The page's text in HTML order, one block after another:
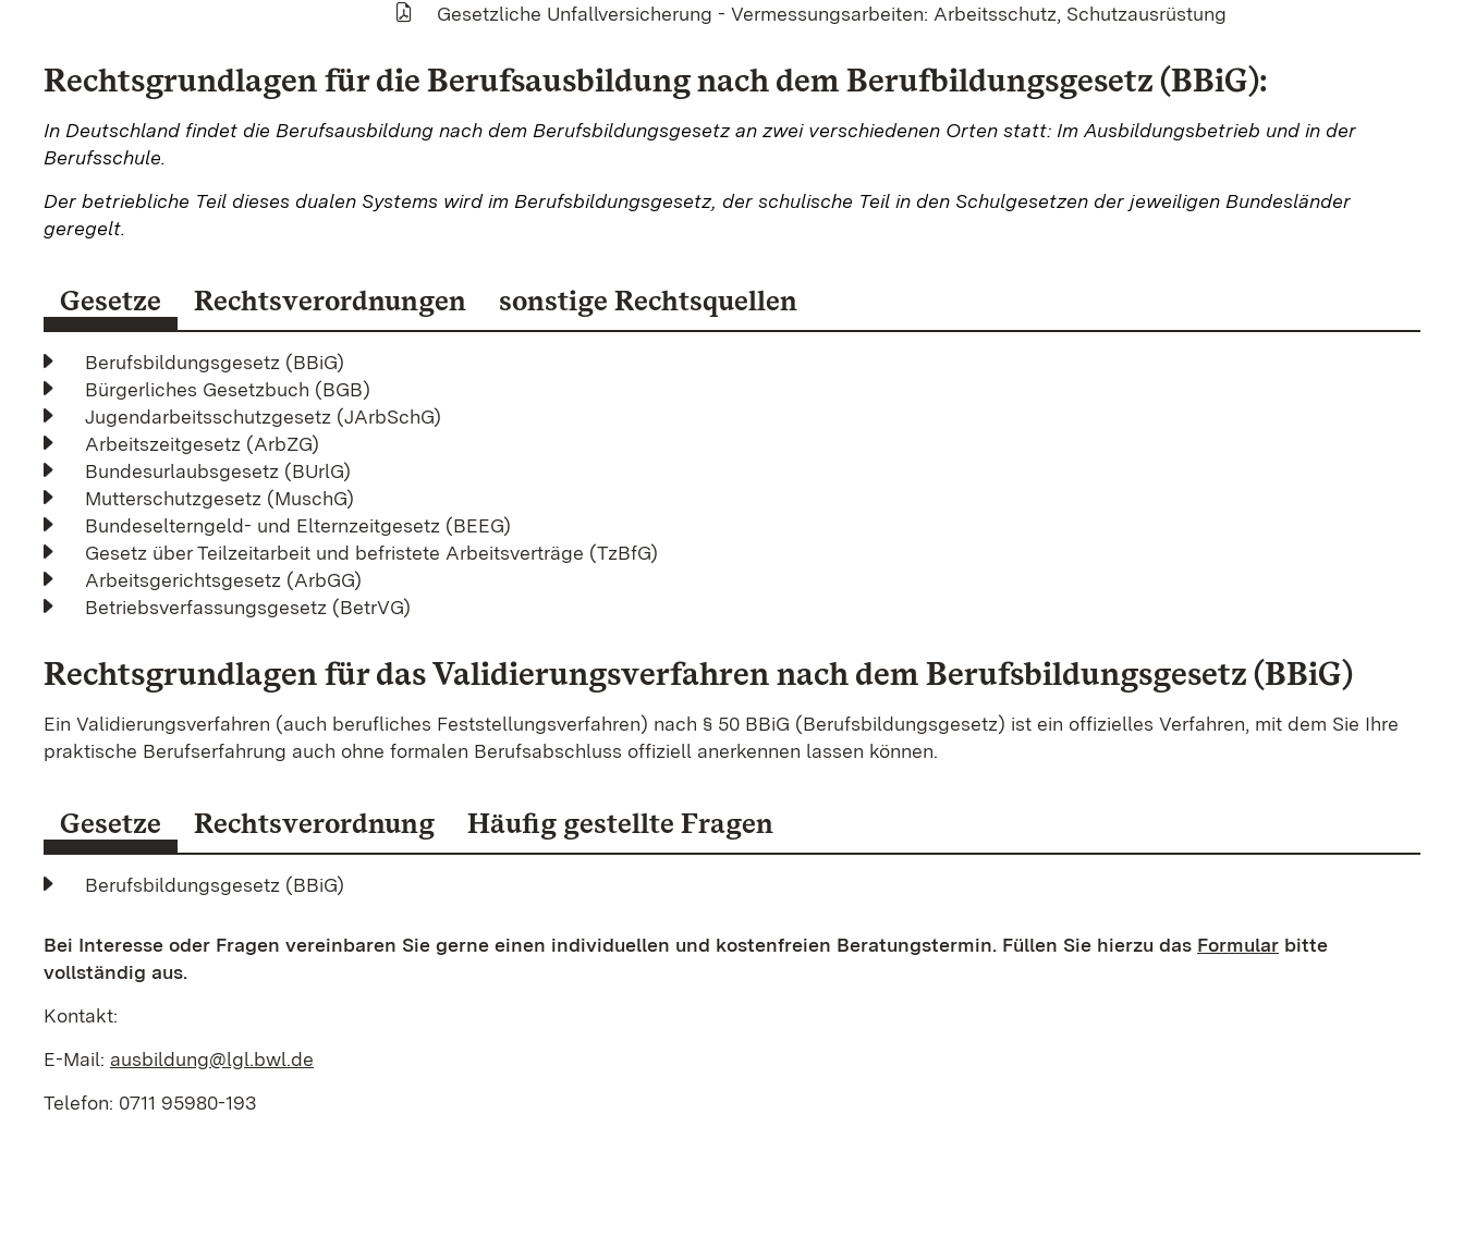
Gesetzliche Unfallversicherung - Vermessungsarbeiten: Arbeitsschutz, Schutzausrüstung
Rechtsgrundlagen für die Berufsausbildung nach dem Berufbildungsgesetz (BBiG):
In Deutschland findet die Berufsausbildung nach dem Berufsbildungsgesetz an zwei verschiedenen Orten statt: Im Ausbildungsbetrieb und in der
Berufsschule.
Der betriebliche Teil dieses dualen Systems wird im Berufsbildungsgesetz, der schulische Teil in den Schulgesetzen der jeweiligen Bundesländer
geregelt.
Gesetze Rechtsverordnungen sonstige Rechtsquellen
Berufsbildungsgesetz (BBiG)
Bürgerliches Gesetzbuch (BGB)
Jugendarbeitsschutzgesetz (JArbSchG)
Arbeitszeitgesetz (ArbZG)
Bundesurlaubsgesetz (BUrlG)
Mutterschutzgesetz (MuschG)
Bundeselterngeld- und Elternzeitgesetz (BEEG)
Gesetz über Teilzeitarbeit und befristete Arbeitsverträge (TzBfG)
Arbeitsgerichtsgesetz (ArbGG)
Betriebsverfassungsgesetz (BetrVG)
Rechtsgrundlagen für das Validierungsverfahren nach dem Berufsbildungsgesetz (BBiG)
Ein Validierungsverfahren (auch berufliches Feststellungsverfahren) nach § 50 BBiG (Berufsbildungsgesetz) ist ein offizielles Verfahren, mit dem Sie Ihre
praktische Berufserfahrung auch ohne formalen Berufsabschluss offiziell anerkennen lassen können.
Gesetze Rechtsverordnung Häufig gestellte Fragen
Berufsbildungsgesetz (BBiG)
Bei Interesse oder Fragen vereinbaren Sie gerne einen individuellen und kostenfreien Beratungstermin. Füllen Sie hierzu das Formular bitte
vollständig aus.
Kontakt:
E-Mail: ausbildung@lgl.bwl.de
Telefon: 0711 95980-193